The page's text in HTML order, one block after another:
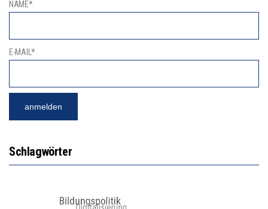
NAME*
E-MAIL*
Schlagwörter